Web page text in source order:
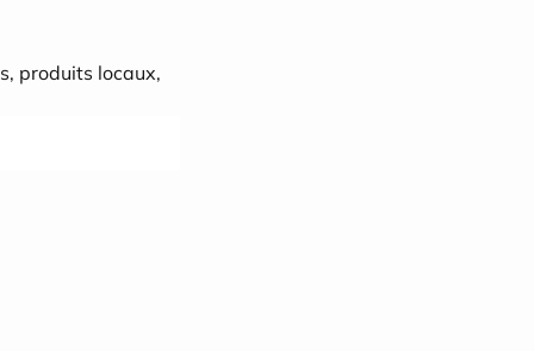
produits locaux,